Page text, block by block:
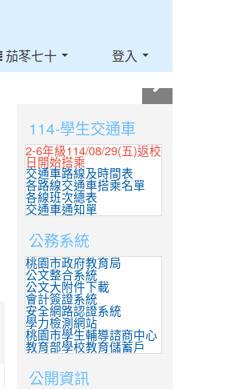
茄苳七十 登入
114-學生交通車
2-6年級114/08/29(五)返校
日開始搭乘
交通車路線及時間表
各路線交通車搭乘名單
各線班次總表
交通車通知單
公務系統
桃園市政府教育局
公文整合系統
公文大附件下載
會計簽證系統
安全網路認證系統
學力檢測網站
桃園市學生輔導諮商中心
教育部學校教育儲蓄戶
公開資訊